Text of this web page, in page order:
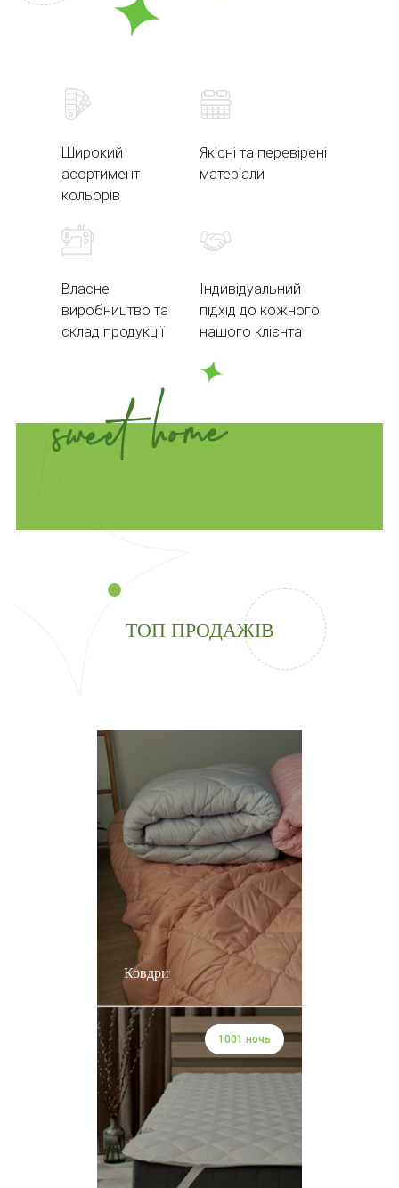
Широкий
асортимент
кольорів
Якісні та перевірені
матеріали
Власне
виробництво та
склад продукції
Індивідуальний
підхід до кожного
нашого клієнта
ТОП ПРОДАЖІВ
Ковдри
1001 ночь